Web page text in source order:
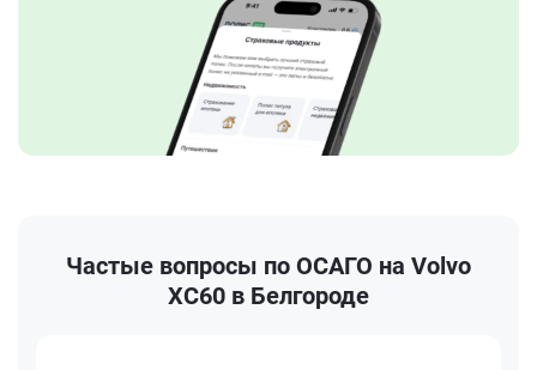
Частые вопросы по ОСАГО на Volvo
XC60 в Белгороде